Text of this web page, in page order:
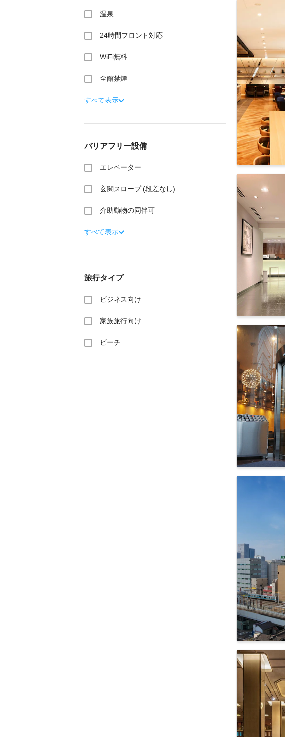
温泉
24時間フロント対応
WiFi無料
全館禁煙
すべて表示
バリアフリー設備
エレベーター
玄関スロープ (段差なし)
介助動物の同伴可
すべて表示
旅行タイプ
ビジネス向け
家族旅行向け
ビーチ